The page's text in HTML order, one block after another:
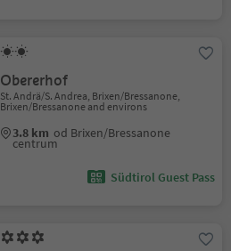
Obererhof
St. Andrä/S. Andrea, Brixen/Bressanone,
Brixen/Bressanone and environs
3.8 km od Brixen/Bressanone
centrum
Südtirol Guest Pass